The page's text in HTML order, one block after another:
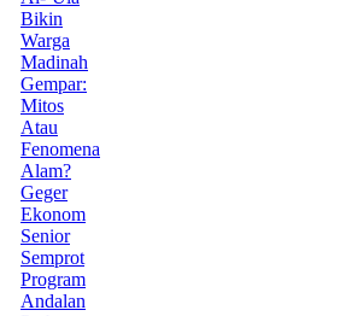
Bikin
Warga
Madinah
Gempar:
Mitos
Atau
Fenomena
Alam?
Geger
Ekonom
Senior
Semprot
Program
Andalan